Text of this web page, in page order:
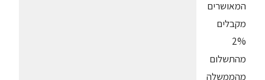
המאושרים
מקבלים
2%
מהתשלום
מהממשלה